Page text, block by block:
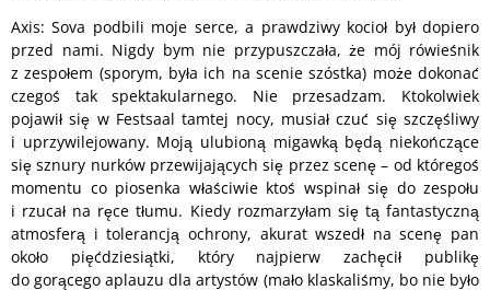
Axis: Sova podbili moje serce, a prawdziwy kocioł był dopiero
przed nami. Nigdy bym nie przypuszczała, że mój rówieśnik
z zespołem (sporym, była ich na scenie szóstka) może dokonać
czegoś tak spektakularnego. Nie przesadzam. Ktokolwiek
pojawił się w Festsaal tamtej nocy, musiał czuć się szczęśliwy
i uprzywilejowany. Moją ulubioną migawką będą niekończące
się sznury nurków przewijających się przez scenę – od któregoś
momentu co piosenka właściwie ktoś wspinał się do zespołu
i rzucał na ręce tłumu. Kiedy rozmarzyłam się tą fantastyczną
atmosferą i tolerancją ochrony, akurat wszedł na scenę pan
około pięćdziesiątki, który najpierw zachęcił publikę
do gorącego aplauzu dla artystów (mało klaskaliśmy, bo nie było